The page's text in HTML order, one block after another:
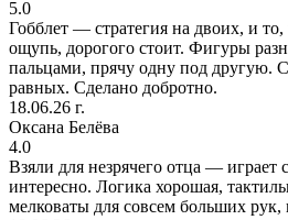
5.0
Гобблет — стратегия на двоих, и то,
ощупь, дорогого стоит. Фигуры
пальцами, прячу одну под другую.
равных. Сделано добротно.
18.06.26 г.
Оксана Белёва
4.0
Взяли для незрячего отца — играет
интересно. Логика хорошая,
мелковаты для совсем больших рук,